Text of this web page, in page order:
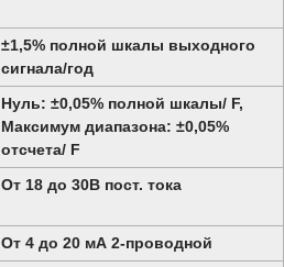
±1,5% полной шкалы выходного
сигнала/год
Нуль: ±0,05% полной шкалы/ F,
Максимум диапазона: ±0,05%
отсчета/ F
От 18 до 30В пост. тока
От 4 до 20 мА 2-проводной